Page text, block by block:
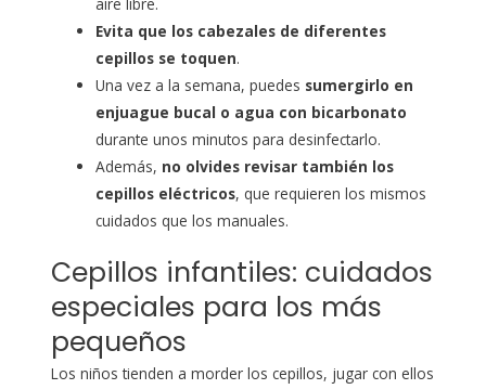
Evita que los cabezales de diferentes
cepillos se toquen.
Una vez a la semana, puedes sumergirlo en
enjuague bucal o agua con bicarbonato
durante unos minutos para desinfectarlo.
Además, no olvides revisar también los
cepillos eléctricos, que requieren los mismos
cuidados que los manuales.
Cepillos infantiles: cuidados
especiales para los más
pequeños
Los niños tienden a morder los cepillos, jugar con ellos